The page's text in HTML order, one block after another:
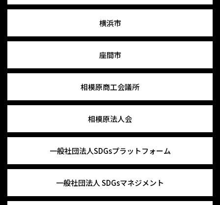
横浜市
座間市
相模原商工会議所
相模原法人会
一般社団法人SDGsプラットフォーム
一般社団法人 SDGsマネジメント